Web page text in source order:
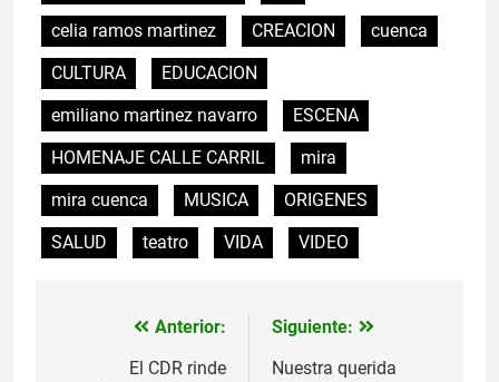
celia ramos martinez
CREACION
cuenca
CULTURA
EDUCACION
emiliano martinez navarro
ESCENA
HOMENAJE CALLE CARRIL
mira
mira cuenca
MUSICA
ORIGENES
SALUD
teatro VIDA VIDEO
Navegación
Anterior:
El CDR rinde
Siguiente:
Nuestra querida